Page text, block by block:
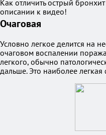
Как отличить острый
описании к видео!
Очаговая
Условно легкое делится на
очаговом воспалении
легкого, обычно
дальше. Это наиболее